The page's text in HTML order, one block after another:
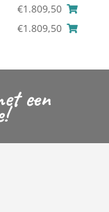
€1.809,50
€1.809,50
een